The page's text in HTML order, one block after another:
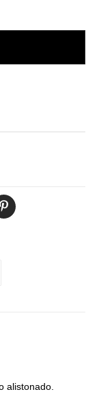
alistonado.